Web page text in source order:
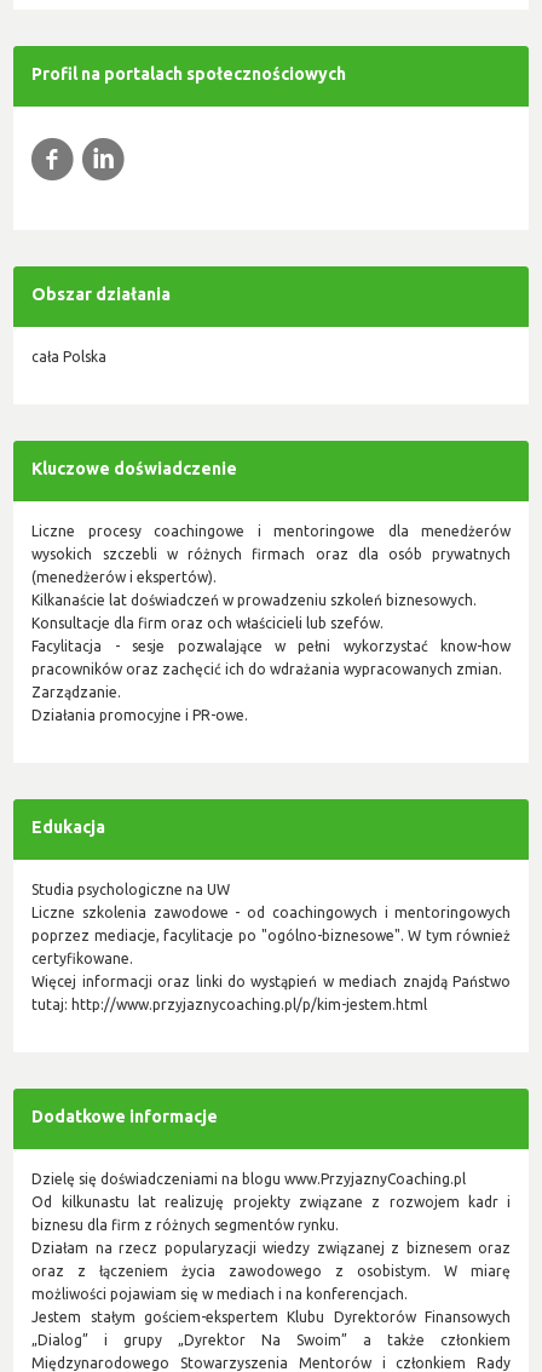
Profil na portalach społecznościowych
f l
Obszar działania
cała Polska
Kluczowe doświadczenie
Liczne procesy coachingowe i mentoringowe dla menedżerów
wysokich szczebli w różnych firmach oraz dla osób prywatnych
(menedżerów i ekspertów).
Kilkanaście lat doświadczeń w prowadzeniu szkoleń biznesowych.
Konsultacje dla firm oraz och właścicieli lub szefów.
Facylitacja - sesje pozwalające w pełni wykorzystać know-how
pracowników oraz zachęcić ich do wdrażania wypracowanych zmian.
Zarządzanie.
Działania promocyjne i PR-owe.
Edukacja
Studia psychologiczne na UW
Liczne szkolenia zawodowe - od coachingowych i mentoringowych
poprzez mediacje, facylitacje po "ogólno-biznesowe". W tym również
certyfikowane.
Więcej informacji oraz linki do wystąpień w mediach znajdą Państwo
tutaj: http://www.przyjaznycoaching.pl/p/kim-jestem.html
Dodatkowe informacje
Dzielę się doświadczeniami na blogu www.PrzyjaznyCoaching.pl
Od kilkunastu lat realizuję projekty związane z rozwojem kadr i
biznesu dla firm z różnych segmentów rynku.
Działam na rzecz popularyzacji wiedzy związanej z biznesem oraz
oraz z łączeniem życia zawodowego z osobistym. W miarę
możliwości pojawiam się w mediach i na konferencjach.
Jestem stałym gościem-ekspertem Klubu Dyrektorów Finansowych
„Dialog” i grupy „Dyrektor Na Swoim” a także członkiem
Międzynarodowego Stowarzyszenia Mentorów i członkiem Rady